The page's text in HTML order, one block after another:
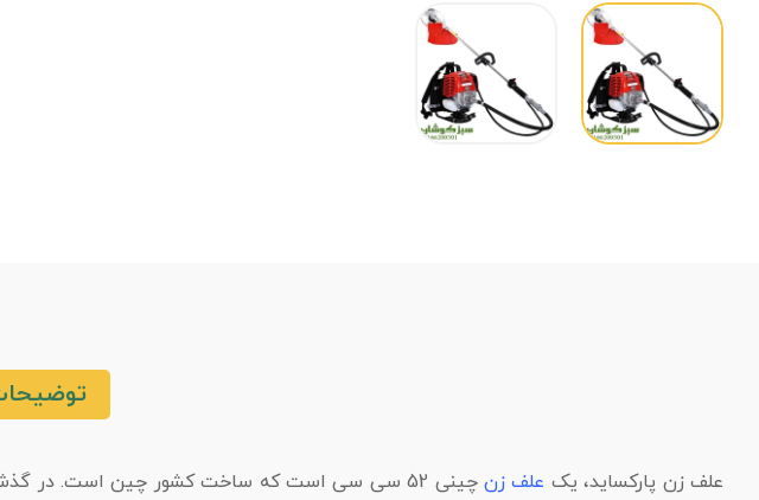
علف زن پارکساید، یک علف زن
چینی 52 سی سی است که ساخت کشور چین است. در